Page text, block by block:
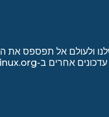
ולעולם אל תפספס את